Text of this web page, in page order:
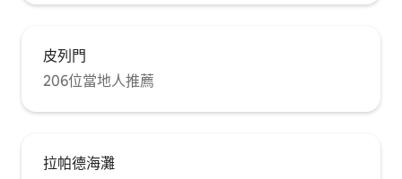
皮列門
206位當地人推薦
拉帕德海灘